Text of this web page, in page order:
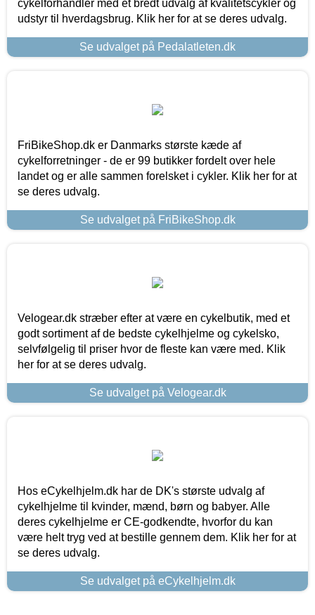
cykelforhandler med et bredt udvalg af kvalitetscykler og
udstyr til hverdagsbrug. Klik her for at se deres udvalg.
Se udvalget på Pedalatleten.dk
FriBikeShop.dk er Danmarks største kæde af
cykelforretninger - de er 99 butikker fordelt over hele
landet og er alle sammen forelsket i cykler. Klik her for at
se deres udvalg.
Se udvalget på FriBikeShop.dk
Velogear.dk stræber efter at være en cykelbutik, med et
godt sortiment af de bedste cykelhjelme og cykelsko,
selvfølgelig til priser hvor de fleste kan være med. Klik
her for at se deres udvalg.
Se udvalget på Velogear.dk
Hos eCykelhjelm.dk har de DK's største udvalg af
cykelhjelme til kvinder, mænd, børn og babyer. Alle
deres cykelhjelme er CE-godkendte, hvorfor du kan
være helt tryg ved at bestille gennem dem. Klik her for at
se deres udvalg.
Se udvalget på eCykelhjelm.dk